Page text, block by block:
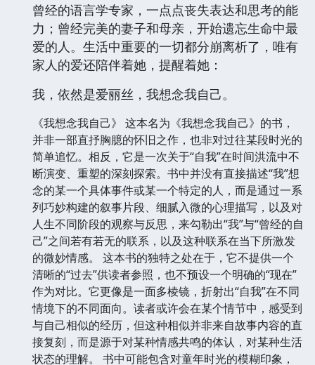
曾经的语言学专家，一点点丧失表达和思考的能
力；曾经完美的妻子和母亲，开始遗忘生命中最
爱的人。生活中重要的一切都分崩离析了，唯有
家人的爱还陪伴着她，提醒着她：
我，依然是爱丽丝，我想念我自己。
《我想念我自己》 这本名为《我想念我自己》的书，
并非一部直抒胸臆的怀旧之作，也非对过往某段时光的
简单追忆。相反，它是一次关于“自我”在时间洪流中不
断演变、重塑的深刻探索。书中并没有直接描述“我”想
念的某一个具体事件或某一个特定的人，而是通过一系
列巧妙构建的叙事片段、细腻入微的心理描写，以及对
人生不同阶段的观察与反思，来勾勒出“我”与“曾经的自
己”之间若有若无的联系，以及这种联系在当下所激发
的微妙情感。 这本书的独特之处在于，它不提供一个
清晰的“过去”供读者参照，也不预设一个明确的“现在”
作为对比。它更像是一面多棱镜，折射出“自我”在不同
情境下的不同面向。读者或许会在某个情节中，感受到
与自己相似的经历，但这种相似并非来自故事内容的直
接复刻，而是源于对某种情感共鸣的体认，对某种生活
状态的理解。 书中可能包含对童年时光的模糊印象，